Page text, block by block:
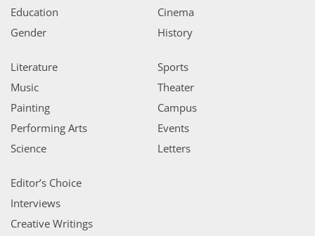
Education
Gender
Cinema
History
Literature
Music
Painting
Performing Arts
Science
Sports
Theater
Campus
Events
Letters
Editor’s Choice
Interviews
Creative Writings